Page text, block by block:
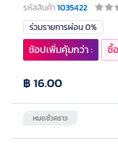
รหัสสินค้า1035422
ร่วมรายการผ่อน 0%
หมดชั่วคราว
฿ 16.00
ช้อปเพิ่มคุ้มกว่า : ซื้